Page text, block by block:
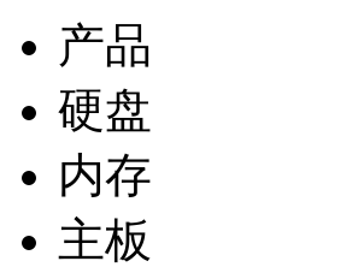
产品
硬盘
内存
主板